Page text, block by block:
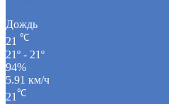
Дождь
21 ℃
21º - 21º
94%
5.91 км/ч
21 ℃